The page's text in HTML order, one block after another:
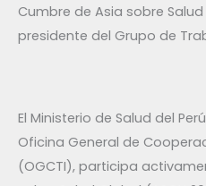
Cumbre de Asia sobre
presidente del Grupo de
El Ministerio de Salud del Perú
Oficina General de
(OGCTI), participa